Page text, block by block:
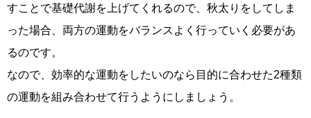
すことで基礎代謝を上げてくれるので、秋太りをしてしま
った場合、両方の運動をバランスよく行っていく必要があ
るのです。
なので、効率的な運動をしたいのなら目的に合わせた2種類
の運動を組み合わせて行うようにしましょう。